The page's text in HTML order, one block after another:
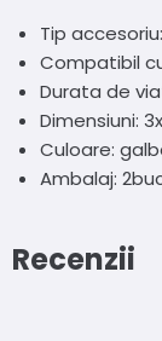
Tip
Compatibil
Durata de
Dimensiuni:
Culoare:
Ambalaj:
Recenzii